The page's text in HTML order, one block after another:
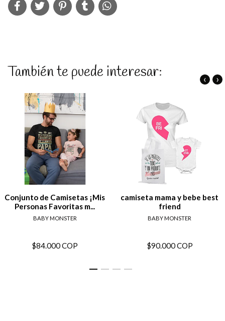
También te puede interesar:
Conjunto de Camisetas ¡Mis
Personas Favoritas m...
BABY MONSTER
$84.000 COP
camiseta mama y bebe best
friend
BABY MONSTER
$90.000 COP
‹ ›